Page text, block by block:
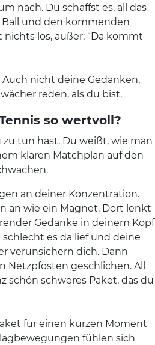
nach. Du schaffst es, all das
und den kommenden
los, außer: “Da kommt
nicht deine Gedanken,
reden, als du bist.
so wertvoll?
tun hast. Du weißt, wie man
klaren Matchplan auf den
an deiner Konzentration.
an wie ein Magnet. Dort lenkt
Gedanke in deinem Kopf
es da lief und deine
verunsichern dich. Dann
geschlichen. All
schön schweres Paket, das du
für einen kurzen Moment
fühlen sich